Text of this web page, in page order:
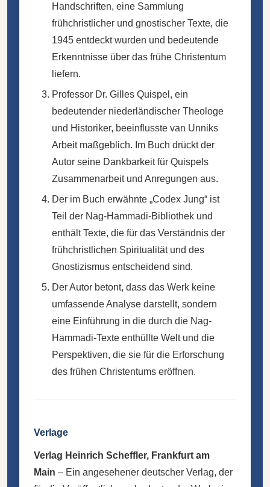
Handschriften, eine Sammlung
frühchristlicher und gnostischer Texte, die
1945 entdeckt wurden und bedeutende
Erkenntnisse über das frühe Christentum
liefern.
Professor Dr. Gilles Quispel, ein
bedeutender niederländischer Theologe
und Historiker, beeinflusste van Unniks
Arbeit maßgeblich. Im Buch drückt der
Autor seine Dankbarkeit für Quispels
Zusammenarbeit und Anregungen aus.
Der im Buch erwähnte „Codex Jung“ ist
Teil der Nag-Hammadi-Bibliothek und
enthält Texte, die für das Verständnis der
frühchristlichen Spiritualität und des
Gnostizismus entscheidend sind.
Der Autor betont, dass das Werk keine
umfassende Analyse darstellt, sondern
eine Einführung in die durch die Nag-
Hammadi-Texte enthüllte Welt und die
Perspektiven, die sie für die Erforschung
des frühen Christentums eröffnen.
Verlage
Verlag Heinrich Scheffler, Frankfurt am
Main – Ein angesehener deutscher Verlag, der